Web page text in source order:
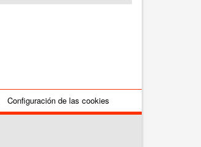
Configuración de las cookies